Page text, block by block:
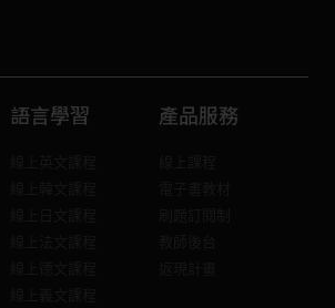
語言學習 產品服務